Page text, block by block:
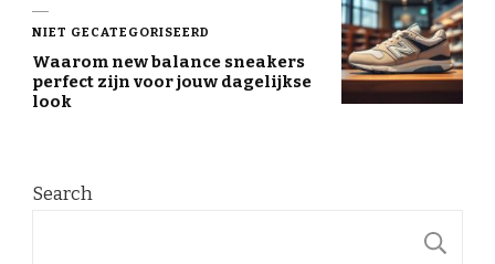
NIET GECATEGORISEERD
Waarom new balance sneakers
perfect zijn voor jouw dagelijkse
look
Search